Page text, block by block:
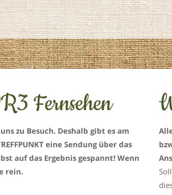
Fernsehen
zu Besuch. Deshalb gibt es am
eine Sendung über das
auf das Ergebnis gespannt! Wenn
rein.